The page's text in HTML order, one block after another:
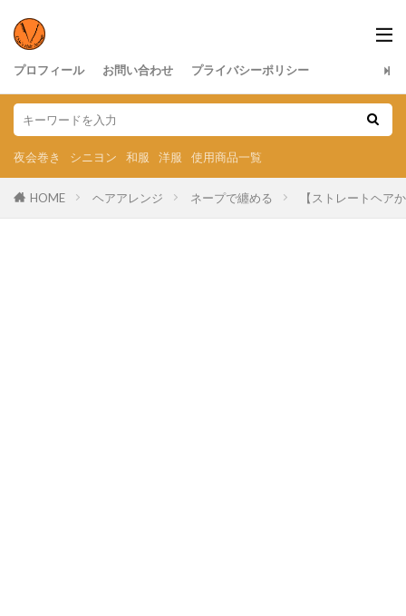
プロフィール お問い合わせ プライバシーポリシー
夜会巻き シニヨン 和服 洋服 使用商品一覧
HOME ヘアアレンジ ネープで纏める 【ストレートヘア